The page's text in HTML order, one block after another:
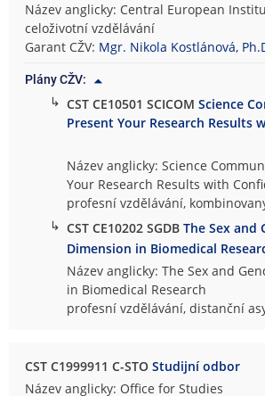
Název anglicky: Central European
celoživotní vzdělávání
Garant CŽV: Mgr. Nikola Kostlánová,
Plány CŽV:
↳ CST CE10501 SCICOMScience
Present Your Research Results
Název anglicky: Science
Your Research Results with
profesní vzdělávání,
↳ CST CE10202 SGDBThe Sex and
Dimension in Biomedical
Název anglicky: The Sex and
in Biomedical Research
profesní vzdělávání, distanční
CST C1999911 C-STOStudijní odbor
Název anglicky: Office for Studies